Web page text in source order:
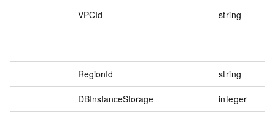
VPCId string
RegionId string
DBInstanceStorage integer